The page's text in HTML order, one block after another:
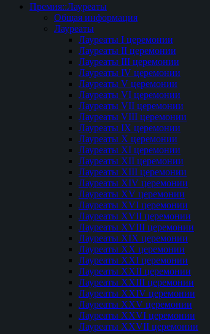
Премия::Лауреаты
Общая информация
Лауреаты
Лауреаты I церемонии
Лауреаты II церемонии
Лауреаты III церемонии
Лауреаты IV церемонии
Лауреаты V церемонии
Лауреаты VI церемонии
Лауреаты VII церемонии
Лауреаты VIII церемонии
Лауреаты IX церемонии
Лауреаты Х церемонии
Лауреаты XI церемонии
Лауреаты XII церемонии
Лауреаты XIII церемонии
Лауреаты XIV церемонии
Лауреаты XV церемонии
Лауреаты XVI церемонии
Лауреаты XVII церемонии
Лауреаты XVIII церемонии
Лауреаты XIX церемонии
Лауреаты XX церемонии
Лауреаты XXI церемонии
Лауреаты XXII церемонии
Лауреаты XXIII церемонии
Лауреаты XXIV церемонии
Лауреаты XXV церемонии
Лауреаты XXVI церемонии
Лауреаты XXVII церемонии